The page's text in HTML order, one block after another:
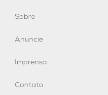
Sobre
Anuncie
Imprensa
Contato